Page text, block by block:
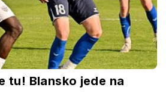
tu! Blansko jede na